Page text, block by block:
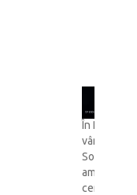
În
vânzări și
Solutons
am
centrulu...